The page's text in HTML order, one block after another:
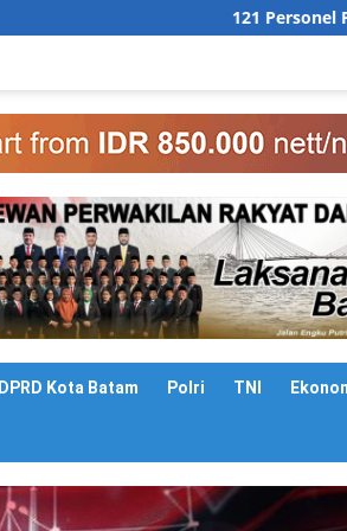
121 Personel Polresta
DPRD Kota Batam Polri TNI